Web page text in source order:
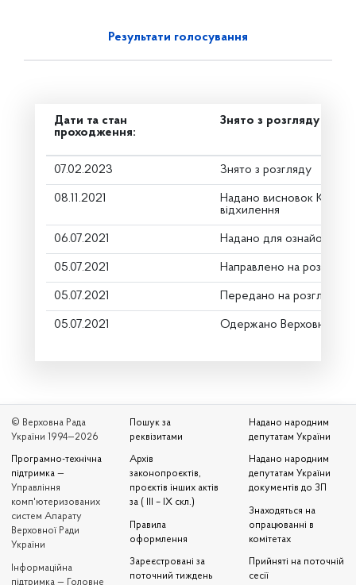
Результати голосування
Дати та стан
проходження:
Знято з розгляду
07.02.2023 Знято з розгляду
08.11.2021
Надано висновок
відхилення
06.07.2021 Надано для
05.07.2021 Направлено на розгляд
05.07.2021 Передано на розгляд
05.07.2021 Одержано Верховною
© Верховна Рада
України 1994—2026
Програмно-технічна
підтримка —
Управління
комп'ютеризованих
систем Апарату
Верховної Ради
України
Iнформаційна
підтримка — Головне
Пошук за
реквізитами
Архів
законопроєктів,
проєктів інших актів
за ( III – IX скл.)
Правила
оформлення
Зареєстровані за
поточний тиждень
Надано народним
депутатам України
Надано народним
депутатам України
документів до ЗП
Знаходяться на
опрацюванні в
комітетах
Прийняті на поточній
сесії